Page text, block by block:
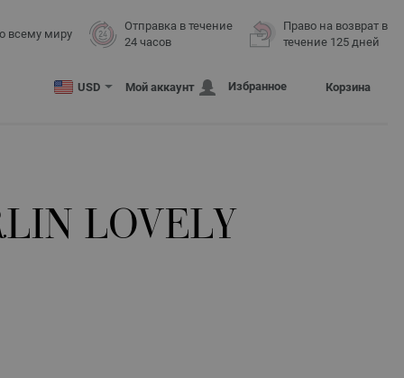
всему миру
Отправка в течение
24 часов
Право на возврат в
течение 125 дней
USD Мой аккаунт Избранное Корзина
LOVELY